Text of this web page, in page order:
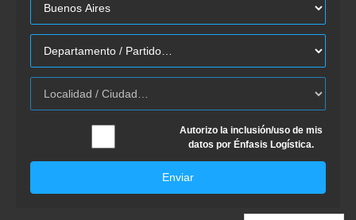
Autorizo la inclusión/uso de mis
datos por Énfasis Logística.
Enviar